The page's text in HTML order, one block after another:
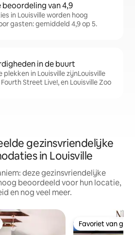
van 4,9
in Louisville worden hoog
gasten: gemiddeld 4,9 op 5.
in de buurt
plekken in Louisville zijnLouisville
Street Live!, en Louisville Zoo
gezinsvriendelijke
in Louisville
deze gezinsvriendelijke
beoordeeld voor hun locatie,
en nog veel meer.
Favoriet van
Favoriet van